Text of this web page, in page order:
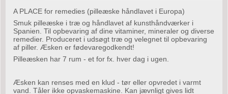
A PLACE for remedies (pilleæske håndlavet i Europa)
Smuk pilleæske i træ og håndlavet af kunsthåndværker i
Spanien. Til opbevaring af dine vitaminer, mineraler og diverse
remedier. Produceret i udsøgt træ og velegnet til opbevaring
af piller. Æsken er fødevaregodkendt!
Pilleæsken har 7 rum - et for fx. hver dag i ugen.
Æsken kan renses med en klud - tør eller opvredet i varmt
vand. Tåler ikke opvaskemaskine. Kan jævnligt gives lidt